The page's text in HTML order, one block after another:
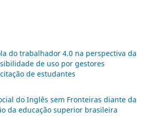
do trabalhador 4.0 na perspectiva da
de uso por gestores
de estudantes
do Inglês sem Fronteiras diante da
da educação superior brasileira